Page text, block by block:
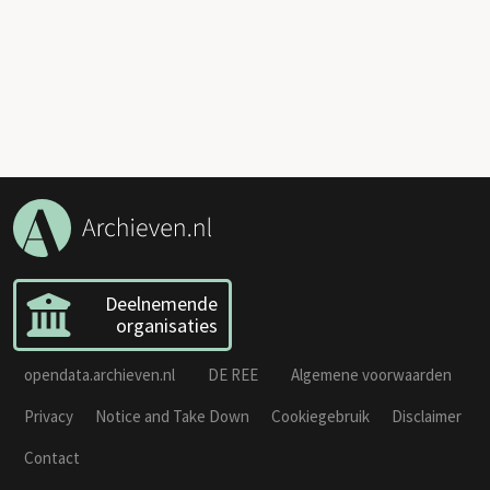
Deelnemende
organisaties
opendata.archieven.nl DE REE
Algemene voorwaarden
Privacy
Notice and Take Down Cookiegebruik
Disclaimer
Contact